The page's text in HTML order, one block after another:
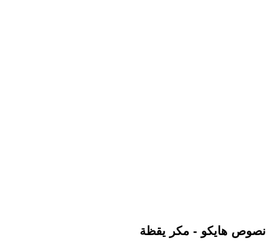
نصوص هايكو - مكر يقظة